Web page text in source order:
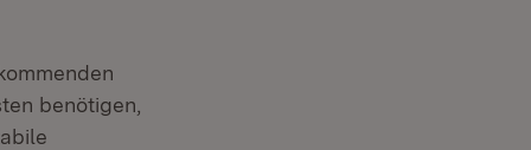
benötigen,